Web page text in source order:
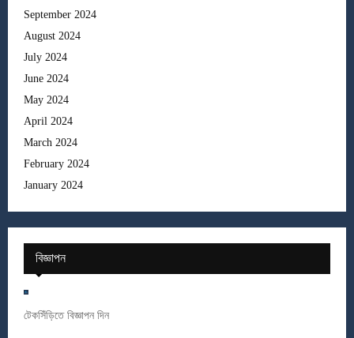
September 2024
August 2024
July 2024
June 2024
May 2024
April 2024
March 2024
February 2024
January 2024
বিজ্ঞাপন
টেকসিঁড়িতে বিজ্ঞাপন দিন